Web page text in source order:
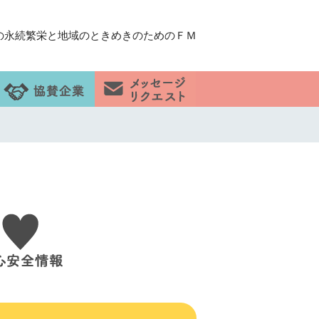
永続繁栄と地域のときめきのためのＦＭ